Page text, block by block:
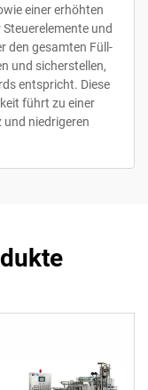
einer erhöhten
und
den gesamten Füll-
und sicherstellen,
entspricht. Diese
führt zu einer
und niedrigeren